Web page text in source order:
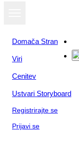
Domača Stran
Viri
Cenitev
Ustvari Storyboard
Registrirajte se
Prijavi se